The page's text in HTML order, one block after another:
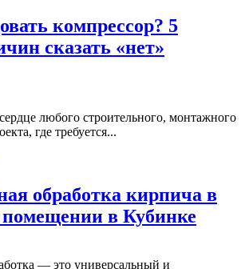
компрессор? 5
сказать «нет»
любого строительного, монтажного
где требуется...
обработка кирпича в
в Кубинке
— это универсальный и